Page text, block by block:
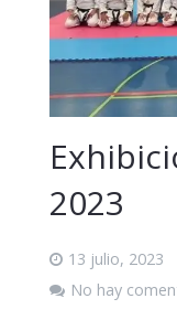
Ofertas
2023
13 julio, 2023
No hay